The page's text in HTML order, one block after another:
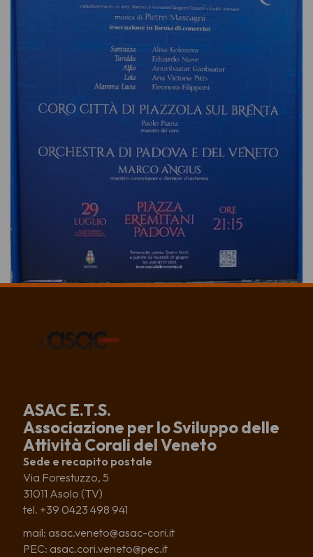
ASAC E.T.S.
Associazione per lo Sviluppo delle
Attività Corali del Veneto
Sede e recapito postale
Via Forestuzzo, 5
31011 Asolo (TV)
tel. +39 0423 498 941
mail: asac.veneto@asac-cori.it
PEC: asac.cori.veneto@pec.it